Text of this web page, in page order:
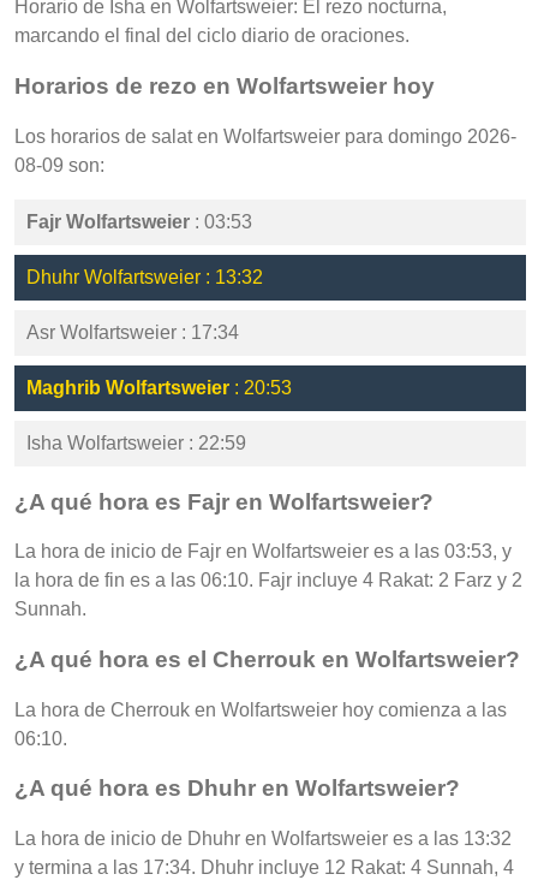
Horario de Isha en Wolfartsweier: El rezo nocturna,
marcando el final del ciclo diario de oraciones.
Horarios de rezo en Wolfartsweier hoy
Los horarios de salat en Wolfartsweier para domingo 2026-
08-09 son:
Fajr Wolfartsweier : 03:53
Dhuhr Wolfartsweier : 13:32
Asr Wolfartsweier : 17:34
Maghrib Wolfartsweier : 20:53
Isha Wolfartsweier : 22:59
¿A qué hora es Fajr en Wolfartsweier?
La hora de inicio de Fajr en Wolfartsweier es a las 03:53, y
la hora de fin es a las 06:10. Fajr incluye 4 Rakat: 2 Farz y 2
Sunnah.
¿A qué hora es el Cherrouk en Wolfartsweier?
La hora de Cherrouk en Wolfartsweier hoy comienza a las
06:10.
¿A qué hora es Dhuhr en Wolfartsweier?
La hora de inicio de Dhuhr en Wolfartsweier es a las 13:32
y termina a las 17:34. Dhuhr incluye 12 Rakat: 4 Sunnah, 4